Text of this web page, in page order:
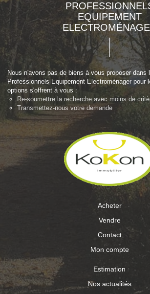
EQUIPEMENT
Nous n'avons pas de biens à vous proposer dans
Professionnels Equipement Electroménager pour
options s'offrent à vous :
Re-soumettre la recherche avec moins de
Transmettez-nous votre demande
Acheter
Vendre
Contact
Mon compte
Estimation
Nos actualités